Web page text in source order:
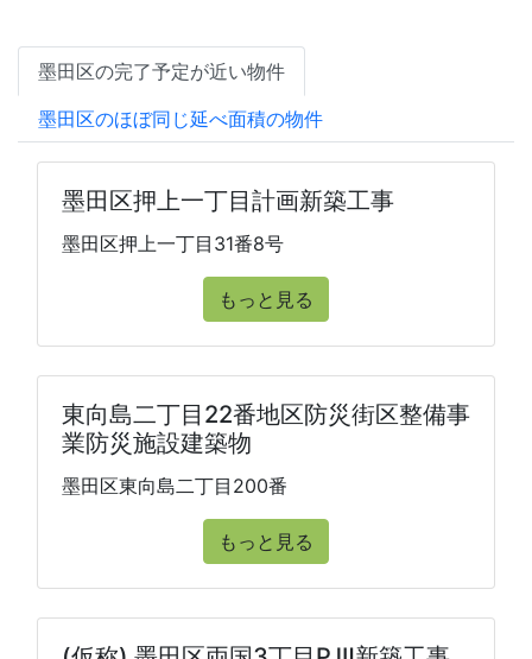
墨田区の完了予定が近い物件
墨田区のほぼ同じ延べ面積の物件
墨田区押上一丁目計画新築工事
墨田区押上一丁目31番8号
もっと見る
東向島二丁目22番地区防災街区整備事
業防災施設建築物
墨田区東向島二丁目200番
もっと見る